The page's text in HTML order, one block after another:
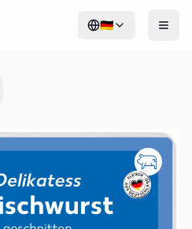
🇩🇪